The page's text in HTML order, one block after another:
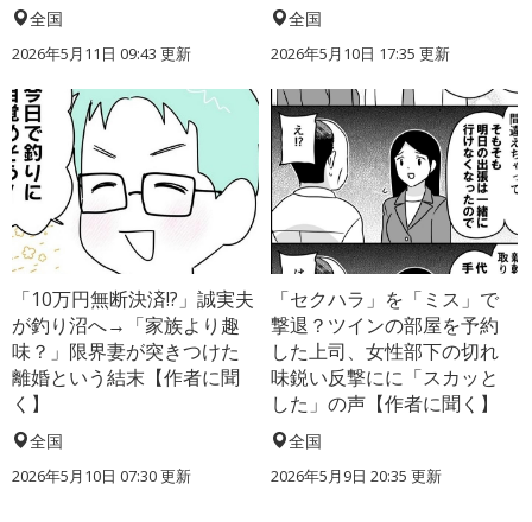
全国
2026年5月11日 09:43 更新
全国
2026年5月10日 17:35 更新
「10万円無断決済!?」誠実夫
が釣り沼へ→「家族より趣
味？」限界妻が突きつけた
離婚という結末【作者に聞
く】
全国
2026年5月10日 07:30 更新
「セクハラ」を「ミス」で
撃退？ツインの部屋を予約
した上司、女性部下の切れ
味鋭い反撃にに「スカッと
した」の声【作者に聞く】
全国
2026年5月9日 20:35 更新